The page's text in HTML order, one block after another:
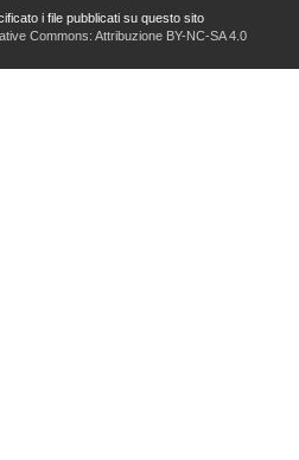
i file pubblicati su questo sito
Commons: Attribuzione BY-NC-SA 4.0